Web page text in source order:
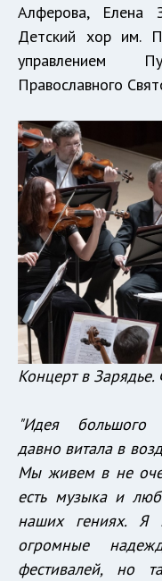
Алферова, Елена
Детский хор им.
управлением
Православного
Концерт в
"Идея большого
давно витала в
Мы живем в не
есть музыка и
наших гениях. Я
огромные
фестивалей, но